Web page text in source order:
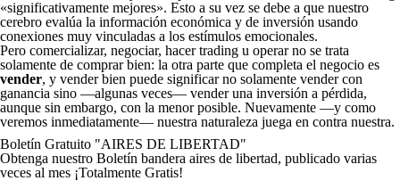
«significativamente mejores». Esto a su vez se debe a que nuestro
cerebro evalúa la información económica y de inversión usando
conexiones muy vinculadas a los estímulos emocionales.
Pero comercializar, negociar, hacertrading u operar no se trata
solamente de comprar bien: la otra parte que completa el negocio es
vender, y vender bien puede significar no solamente vender con
ganancia sino —algunas veces— vender una inversión a pérdida,
aunque sin embargo, con la menor posible. Nuevamente —y como
veremos inmediatamente— nuestra naturaleza juega en contra nuestra.
Boletín Gratuito "AIRES DE LIBERTAD"
Obtenga nuestro Boletín bandera aires de libertad, publicado varias
veces al mes ¡Totalmente Gratis!